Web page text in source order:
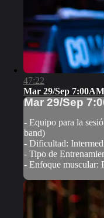
47:22
Mar 29/Sep
Mar 29/Sep
- Equipo para la
band)
- Dificultad:
- Tipo de
- Enfoque muscular: